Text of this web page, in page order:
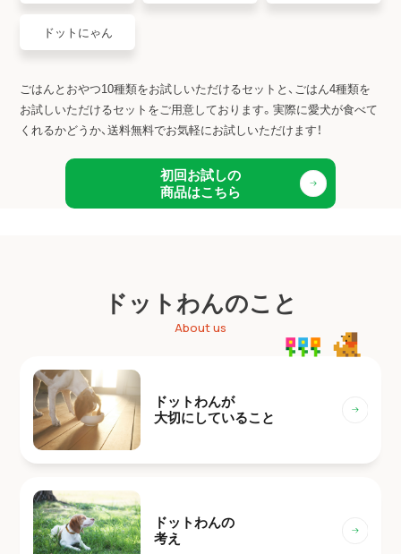
ドットにゃん
ごはんとおやつ10種類をお試しいただけるセットと、ごはん4種類を
お試しいただけるセットをご用意しております。実際に愛犬が食べて
くれるかどうか、送料無料でお気軽にお試しいただけます！
初回お試しの
商品はこちら
ドットわんのこと
About us
ドットわんが
大切にしていること
ドットわんの
考え